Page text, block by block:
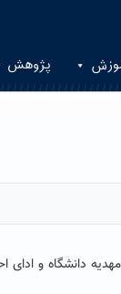
پژوهش
دانشگاه و ادای